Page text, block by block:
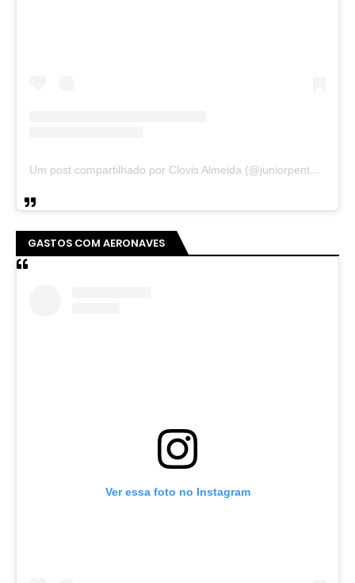
Um post compartilhado por Clovis Almeida (@juniorpentecoste01)
GASTOS COM AERONAVES
Ver essa foto no Instagram